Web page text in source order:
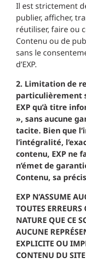
Il est strictement
publier, afficher,
réutiliser, faire ou
Contenu ou de
sans le
d’EXP.
2. Limitation de
particulièrement
EXP qu’à titre
», sans aucune
tacite. Bien que
l’intégralité,
contenu, EXP ne
n’émet de
Contenu, sa
EXP N’ASSUME
TOUTES
NATURE QUE CE
AUCUNE
EXPLICITE OU
CONTENU DU